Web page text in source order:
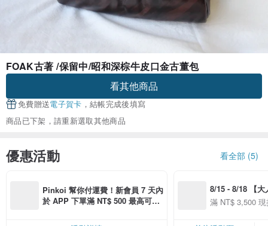
FOAK古著 /保留中/昭和深棕牛皮口金古董包
看其他商品
免費贈送電子賀卡 ，結帳完成後填寫
商品已下架，請重新選取其他商品
優惠活動 看全部 (5)
Pinkoi 幫你付運費！新會員 7 天內
於 APP 下單滿 NT$ 500 最高可折
8/15 - 8/18 【大
季】滿
50
滿 NT$ 3,500